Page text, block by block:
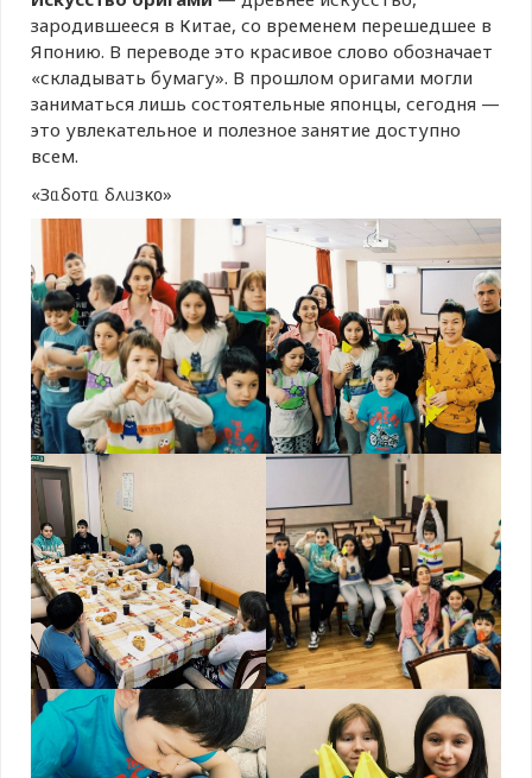
зародившееся в Китае, со временем перешедшее в
Японию. В переводе это красивое слово обозначает
«складывать бумагу». В прошлом оригами могли
заниматься лишь состоятельные японцы, сегодня —
это увлекательное и полезное занятие доступно
всем.
«Зᥲδ᧐ᴛᥲ δ᧘ᥙзκ᧐»